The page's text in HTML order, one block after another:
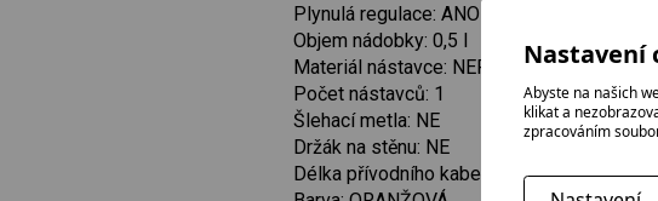
Plynulá regulace: ANO
Objem nádobky: 0,5 l
Materiál nástavce: NEREZ
Počet nástavců: 1
Šlehací metla: NE
Držák na stěnu: NE
Délka přívodního kabelu: 1,2 m
Nastavení
Abyste na našich
klikat a
zpracováním